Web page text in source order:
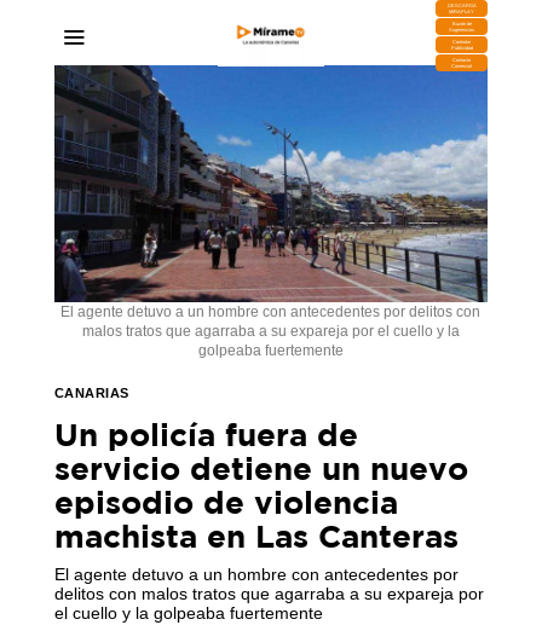
DESCARGA
MIRAPLAY
Buzón de
Sugerencias
Contratar
Publicidad
Contacto
Comercial
El agente detuvo a un hombre con antecedentes por delitos con
malos tratos que agarraba a su expareja por el cuello y la
golpeaba fuertemente
CANARIAS
Un policía fuera de
servicio detiene un nuevo
episodio de violencia
machista en Las Canteras
El agente detuvo a un hombre con antecedentes por
delitos con malos tratos que agarraba a su expareja por
el cuello y la golpeaba fuertemente